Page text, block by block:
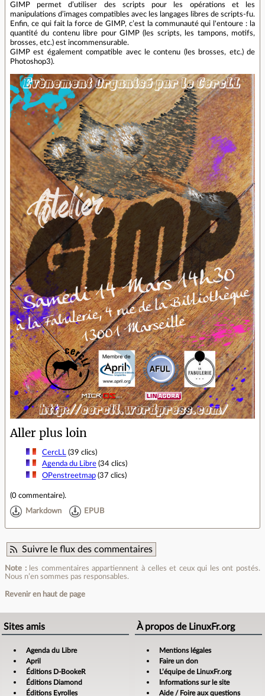
GIMP permet d’utiliser des scripts pour les opérations et les
manipulations d’images compatibles avec les langages libres de scripts-fu.
Enfin, ce qui fait la force de GIMP, c’est la communauté qui l'entoure : la
quantité du contenu libre pour GIMP (les scripts, les tampons, motifs,
brosses, etc.) est incommensurable.
GIMP est également compatible avec le contenu (les brosses, etc.) de
Photoshop3).
Aller plus loin
CercLL
(39 clics)
Agenda du Libre(34 clics)
OPenstreetmap(37 clics)
(0 commentaire).
Markdown EPUB
Suivre le flux des commentaires
Note :les commentaires appartiennent à celles et ceux qui les ont postés.
Nous n’en sommes pas responsables.
Revenir en haut de page
Sites amis
Agenda du Libre
April
Éditions D-BookeR
Éditions Diamond
Éditions Eyrolles
À propos de LinuxFr.org
Mentions légales
Faire un don
L’équipe de LinuxFr.org
Informations sur le site
Aide / Foire aux questions